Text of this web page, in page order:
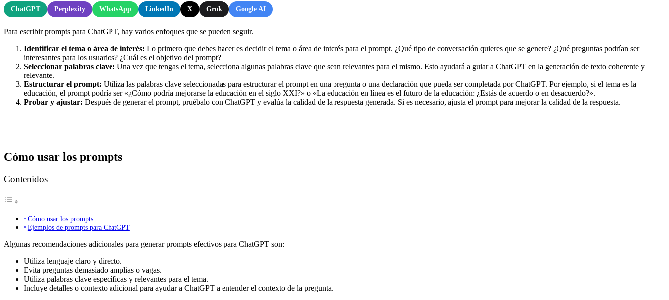
ChatGPT Perplexity WhatsApp LinkedIn X Grok Google AI
Para escribir prompts para ChatGPT, hay varios enfoques que se pueden seguir.
Identificar el tema o área de interés: Lo primero que debes hacer es decidir el tema o área de interés para el prompt. ¿Qué tipo de conversación quieres que se genere? ¿Qué preguntas podrían ser
interesantes para los usuarios? ¿Cuál es el objetivo del prompt?
Seleccionar palabras clave: Una vez que tengas el tema, selecciona algunas palabras clave que sean relevantes para el mismo. Esto ayudará a guiar a ChatGPT en la generación de texto coherente y
relevante.
Estructurar el prompt: Utiliza las palabras clave seleccionadas para estructurar el prompt en una pregunta o una declaración que pueda ser completada por ChatGPT. Por ejemplo, si el tema es la
educación, el prompt podría ser «¿Cómo podría mejorarse la educación en el siglo XXI?» o «La educación en línea es el futuro de la educación: ¿Estás de acuerdo o en desacuerdo?».
Probar y ajustar: Después de generar el prompt, pruébalo con ChatGPT y evalúa la calidad de la respuesta generada. Si es necesario, ajusta el prompt para mejorar la calidad de la respuesta.
Cómo usar los prompts
Contenidos
Cómo usar los prompts
Ejemplos de prompts para ChatGPT
Algunas recomendaciones adicionales para generar prompts efectivos para ChatGPT son:
Utiliza lenguaje claro y directo.
Evita preguntas demasiado amplias o vagas.
Utiliza palabras clave específicas y relevantes para el tema.
Incluye detalles o contexto adicional para ayudar a ChatGPT a entender el contexto de la pregunta.